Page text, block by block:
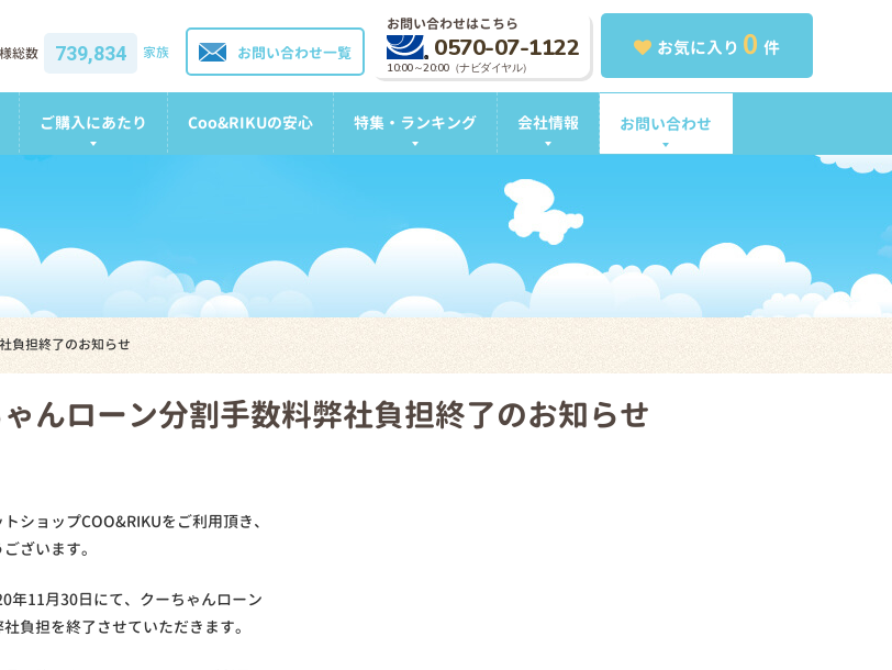
お気に入り 0 件
お問い合わせはこちら
0570-07-1122
10:00～20:00（ナビダイヤル）
お問い合わせ一覧
総数 739,834 家族
ご購入にあたり Coo&RIKUの安心 特集・ランキング 会社情報 お問い合わせ
負担終了のお知らせ
んローン分割手数料弊社負担終了のお知らせ
ショップCOO&RIKUをご利用頂き、
ざいます。
年11月30日にて、クーちゃんローン
負担を終了させていただきます。